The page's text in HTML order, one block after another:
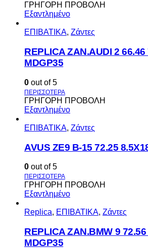
ΓΡΗΓΟΡΗ ΠΡΟΒΟΛΗ
Εξαντλημένο
ΕΠΙΒΑΤΙΚΑ, Ζάντες
REPLICA ZAN.AUDI 2 66.46
MDGP35
0 out of 5
ΓΡΗΓΟΡΗ ΠΡΟΒΟΛΗ
Εξαντλημένο
ΕΠΙΒΑΤΙΚΑ, Ζάντες
AVUS ΖΕ9 Β-15 72.25
0 out of 5
ΓΡΗΓΟΡΗ ΠΡΟΒΟΛΗ
Εξαντλημένο
Replica, ΕΠΙΒΑΤΙΚΑ, Ζάντες
REPLICA ZAN.BMW 9
MDGP35